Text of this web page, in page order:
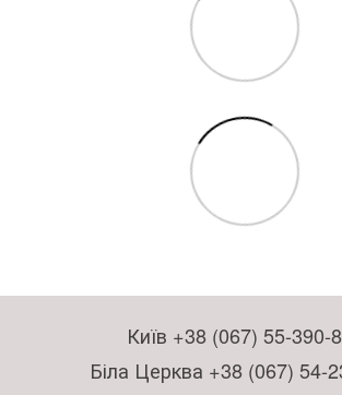
Київ +38 (067) 55-390-
Біла Церква +38 (067) 54-